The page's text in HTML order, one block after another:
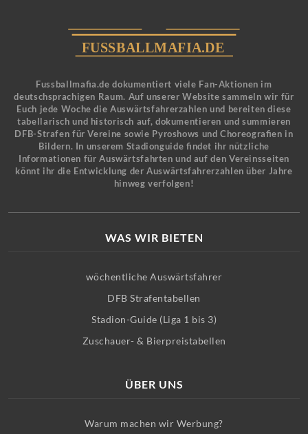
Fussballmafia.de dokumentiert viele Fan-Aktionen im
deutschsprachigen Raum. Auf unserer Website sammeln wir für
Euch jede Woche die Auswärtsfahrerzahlen und bereiten diese
tabellarisch und historisch auf, dokumentieren und summieren
DFB-Strafen für Vereine sowie Pyroshows und Choreografien in
Bildern. In unserem Stadionguide findet ihr nützliche
Informationen für Auswärtsfahrten und auf den Vereinsseiten
könnt ihr die Entwicklung der Auswärtsfahrerzahlen über Jahre
hinweg verfolgen!
WAS WIR BIETEN
wöchentliche Auswärtsfahrer
DFB Strafentabellen
Stadion-Guide (Liga 1 bis 3)
Zuschauer- & Bierpreistabellen
ÜBER UNS
Warum machen wir Werbung?